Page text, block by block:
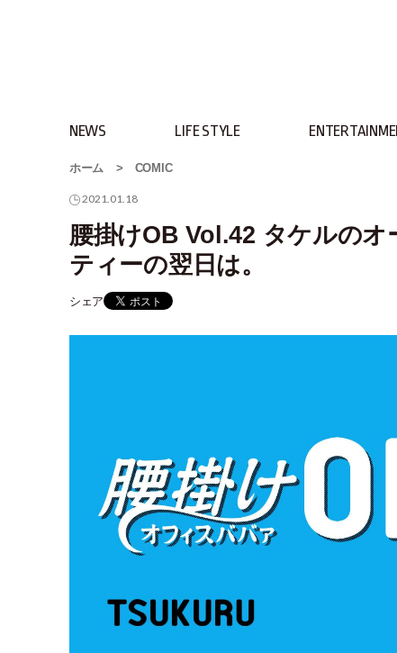
NEWS LIFE STYLE
ホーム > COMIC
2021.01.18
腰掛けOB Vol.42 タケルの
ティーの翌日は。
シェア